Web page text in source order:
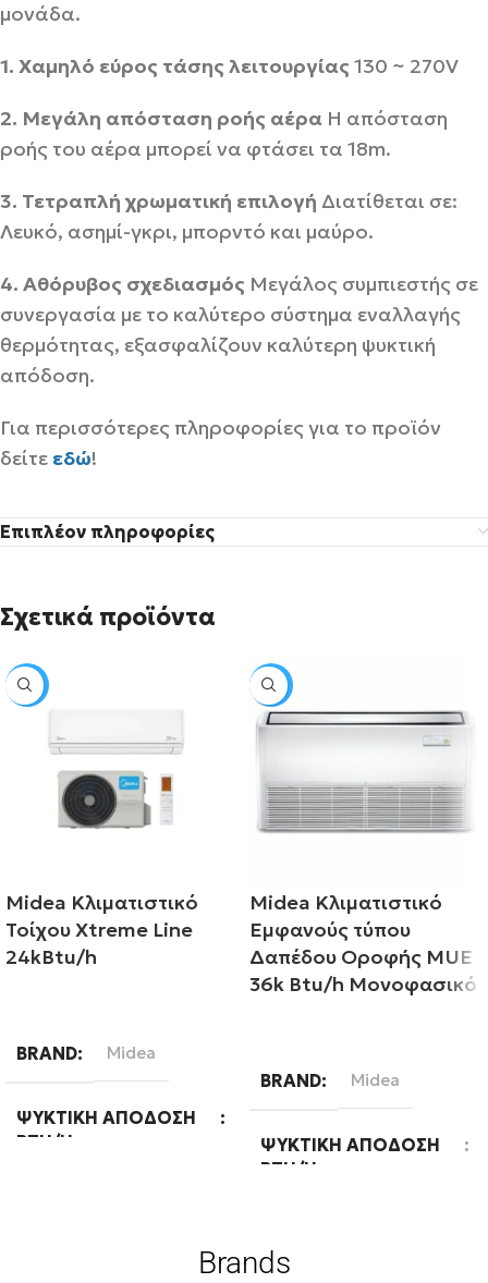
μονάδα.
1. Χαμηλό εύρος τάσης λειτουργίας 130 ~ 270V
2. Μεγάλη απόσταση ροής αέρα Η απόσταση
ροής του αέρα μπορεί να φτάσει τα 18m.
3. Τετραπλή χρωματική επιλογή Διατίθεται σε:
Λευκό, ασημί-γκρι, μπορντό και μαύρο.
4. Αθόρυβος σχεδιασμός Μεγάλος συμπιεστής σε
συνεργασία με το καλύτερο σύστημα εναλλαγής
θερμότητας, εξασφαλίζουν καλύτερη ψυκτική
απόδοση.
Για περισσότερες πληροφορίες για το προϊόν
δείτε εδώ!
Επιπλέον πληροφορίες
Σχετικά προϊόντα
SALE
Midea Κλιματιστικό
Τοίχου Xtreme Line
24kBtu/h
BRAND Midea
ΨΥΚΤΙΚΉ ΑΠΌΔΟΣΗ
BTU/H
SALE
Midea Κλιματιστικό
Εμφανούς τύπου
Δαπέδου Οροφής MUE
36k Btu/h Μονοφασικό
BRAND Midea
ΨΥΚΤΙΚΉ ΑΠΌΔΟΣΗ
BTU/H
Brands